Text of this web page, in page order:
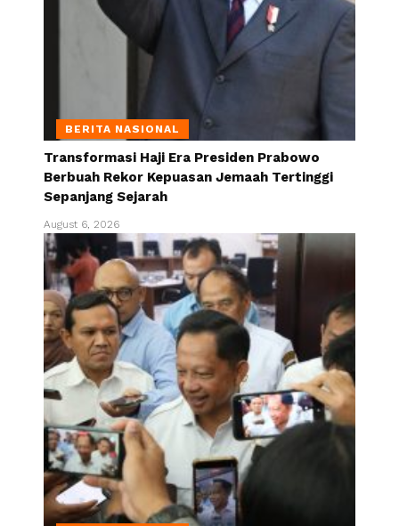
BERITA NASIONAL
Transformasi Haji Era Presiden Prabowo
Berbuah Rekor Kepuasan Jemaah Tertinggi
Sepanjang Sejarah
August 6, 2026